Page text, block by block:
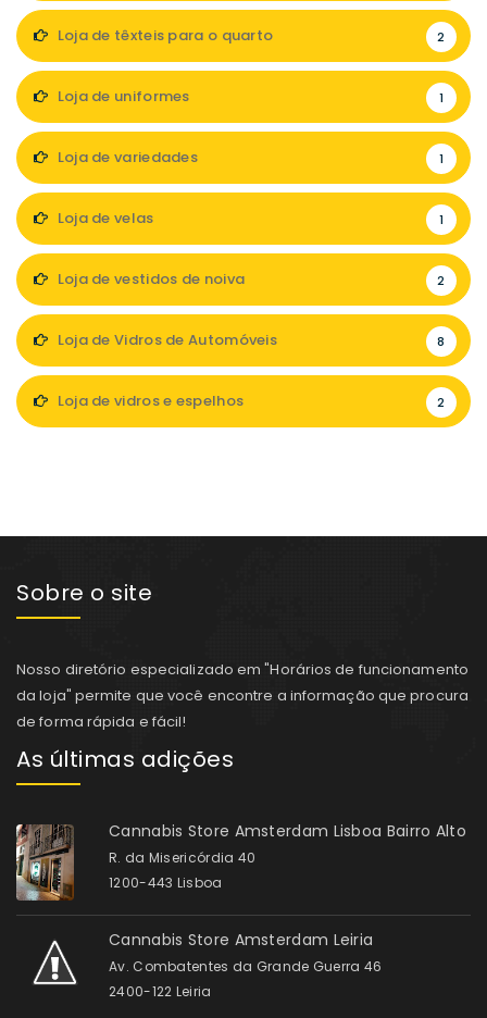
Loja de têxteis para o quarto 2
Loja de uniformes 1
Loja de variedades 1
Loja de velas 1
Loja de vestidos de noiva 2
Loja de Vidros de Automóveis 8
Loja de vidros e espelhos 2
Sobre o site
Nosso diretório especializado em "Horários de funcionamento
da loja" permite que você encontre a informação que procura
de forma rápida e fácil!
As últimas adições
Cannabis Store Amsterdam Lisboa Bairro Alto
R. da Misericórdia 40
1200-443 Lisboa
Cannabis Store Amsterdam Leiria
Av. Combatentes da Grande Guerra 46
2400-122 Leiria